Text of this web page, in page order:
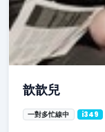
歆歆兒
一對多忙線中 i349